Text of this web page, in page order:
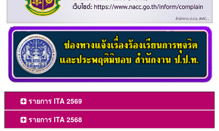
รายการ ITA 2569
รายการ ITA 2568